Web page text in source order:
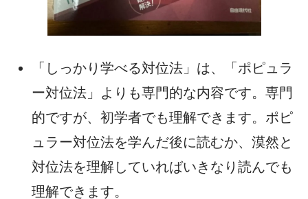
「しっかり学べる対位法」は、「ポピュラ
ー対位法」よりも専門的な内容です。専門
的ですが、初学者でも理解できます。ポピ
ュラー対位法を学んだ後に読むか、漠然と
対位法を理解していればいきなり読んでも
理解できます。